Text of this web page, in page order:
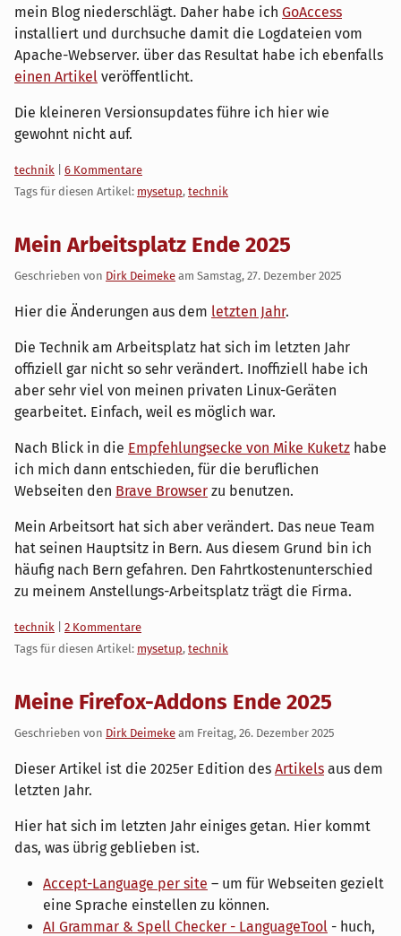
mein Blog niederschlägt. Daher habe ich GoAccess
installiert und durchsuche damit die Logdateien vom
Apache-Webserver. über das Resultat habe ich ebenfalls
einen Artikel veröffentlicht.
Die kleineren Versionsupdates führe ich hier wie
gewohnt nicht auf.
Kategorien:
technik
6 Kommentare
Tags für diesen Artikel: mysetup, technik
Mein Arbeitsplatz Ende 2025
Geschrieben von Dirk Deimeke am Samstag, 27. Dezember 2025
Hier die Änderungen aus dem letzten Jahr.
Die Technik am Arbeitsplatz hat sich im letzten Jahr
offiziell gar nicht so sehr verändert. Inoffiziell habe ich
aber sehr viel von meinen privaten Linux-Geräten
gearbeitet. Einfach, weil es möglich war.
Nach Blick in die Empfehlungsecke von Mike Kuketz habe
ich mich dann entschieden, für die beruflichen
Webseiten den Brave Browser zu benutzen.
Mein Arbeitsort hat sich aber verändert. Das neue Team
hat seinen Hauptsitz in Bern. Aus diesem Grund bin ich
häufig nach Bern gefahren. Den Fahrtkostenunterschied
zu meinem Anstellungs-Arbeitsplatz trägt die Firma.
Kategorien:
technik
2 Kommentare
Tags für diesen Artikel: mysetup, technik
Meine Firefox-Addons Ende 2025
Geschrieben von Dirk Deimeke am Freitag, 26. Dezember 2025
Dieser Artikel ist die 2025er Edition des Artikels aus dem
letzten Jahr.
Hier hat sich im letzten Jahr einiges getan. Hier kommt
das, was übrig geblieben ist.
Accept-Language per site – um für Webseiten gezielt
eine Sprache einstellen zu können.
AI Grammar & Spell Checker - LanguageTool - huch,